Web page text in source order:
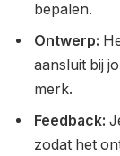
bepalen.
Ontwerp:
aansluit bij
merk.
Feedback:
zodat het